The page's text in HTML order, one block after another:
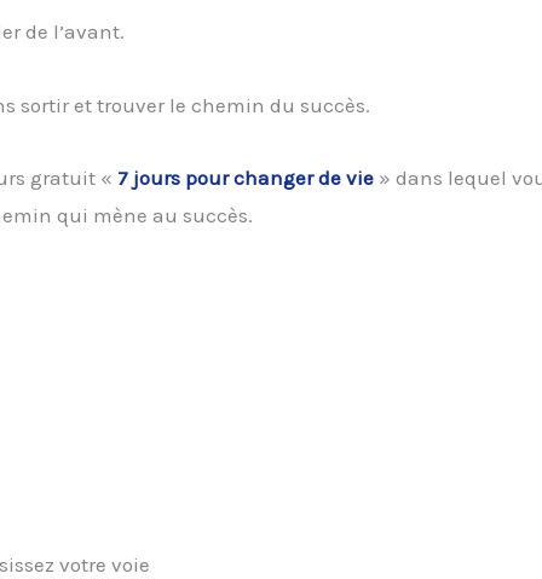
de l’avant.
sortir et trouver le chemin du succès.
gratuit « 7 jours pour changer de vie » dans lequel
qui mène au succès.
votre voie